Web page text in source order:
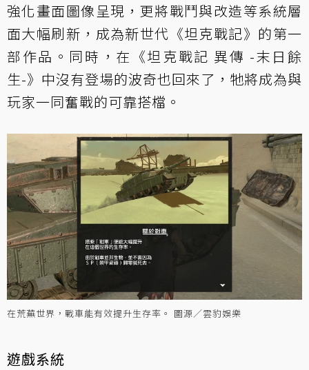
強化畫面圖像呈現，更將戰鬥與改造等系統層
面大幅刷新，成為新世代《坦克戰記》的第一
部作品。同時，在《坦克戰記 異傳 -末日餘
生-》中沒有登場的波奇也回來了，牠將成為與
玩家一同奮戰的可靠搭檔。
在荒蕪世界，戰車能有效提升生存率。 圖源／雲豹娛樂
遊戲系統